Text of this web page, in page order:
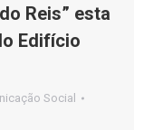
Reis” esta
Edifício
Social